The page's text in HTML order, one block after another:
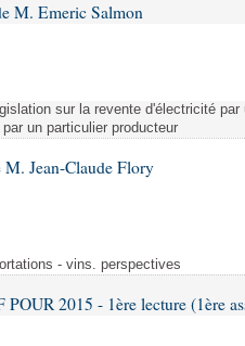
M. Emeric Salmon
sur la revente d'électricité
un particulier producteur
M. Jean-Claude Flory
- vins. perspectives
2015 - 1ère lecture (1ère